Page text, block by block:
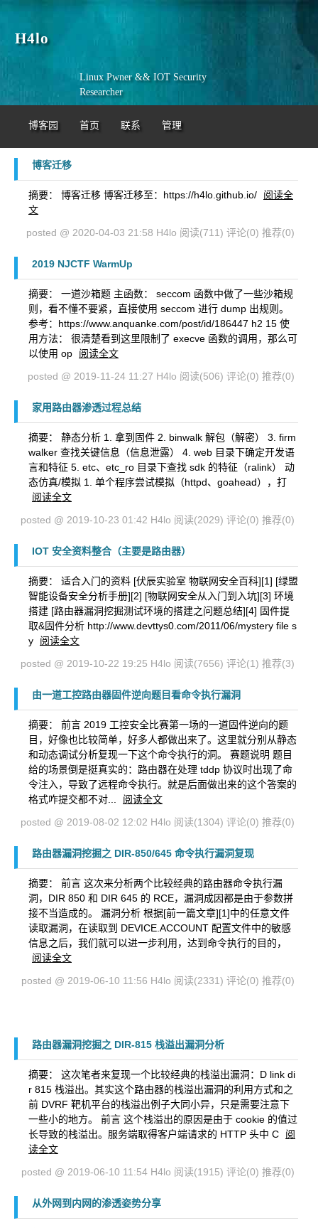
H4lo
Linux Pwner && IOT Security
Researcher
博客园 首页 联系 管理
博客迁移
摘要： 博客迁移 博客迁移至：https://h4lo.github.io/
阅读全
文
posted @ 2020-04-03 21:58 H4lo 阅读(711) 评论(0) 推荐(0)
2019 NJCTF WarmUp
摘要： 一道沙箱题 主函数： seccom 函数中做了一些沙箱规
则，看不懂不要紧，直接使用 seccom 进行 dump 出规则。
参考：https://www.anquanke.com/post/id/186447 h2 15 使
用方法： 很清楚看到这里限制了 execve 函数的调用，那么可
以使用 op
阅读全文
posted @ 2019-11-24 11:27 H4lo 阅读(506) 评论(0) 推荐(0)
家用路由器渗透过程总结
摘要： 静态分析 1. 拿到固件 2. binwalk 解包（解密） 3. firm
walker 查找关键信息（信息泄露） 4. web 目录下确定开发语
言和特征 5. etc、etc_ro 目录下查找 sdk 的特征（ralink） 动
态仿真/模拟 1. 单个程序尝试模拟（httpd、goahead），打
阅读全文
posted @ 2019-10-23 01:42 H4lo 阅读(2029) 评论(0) 推荐(0)
IOT 安全资料整合（主要是路由器）
摘要： 适合入门的资料 [伏辰实验室 物联网安全百科][1] [绿盟
智能设备安全分析手册][2] [物联网安全从入门到入坑][3] 环境
搭建 [路由器漏洞挖掘测试环境的搭建之问题总结][4] 固件提
取&固件分析 http://www.devttys0.com/2011/06/mystery file s
y
阅读全文
posted @ 2019-10-22 19:25 H4lo 阅读(7656) 评论(1) 推荐(3)
由一道工控路由器固件逆向题目看命令执行漏洞
摘要： 前言 2019 工控安全比赛第一场的一道固件逆向的题
目，好像也比较简单，好多人都做出来了。这里就分别从静态
和动态调试分析复现一下这个命令执行的洞。 赛题说明 题目
给的场景倒是挺真实的：路由器在处理 tddp 协议时出现了命
令注入，导致了远程命令执行。就是后面做出来的这个答案的
格式咋提交都不对...
阅读全文
posted @ 2019-08-02 12:02 H4lo 阅读(1304) 评论(0) 推荐(0)
路由器漏洞挖掘之 DIR-850/645 命令执行漏洞复现
摘要： 前言 这次来分析两个比较经典的路由器命令执行漏
洞，DIR 850 和 DIR 645 的 RCE，漏洞成因都是由于参数拼
接不当造成的。 漏洞分析 根据[前一篇文章][1]中的任意文件
读取漏洞，在读取到 DEVICE.ACCOUNT 配置文件中的敏感
信息之后，我们就可以进一步利用，达到命令执行的目的，
阅读全文
posted @ 2019-06-10 11:56 H4lo 阅读(2331) 评论(0) 推荐(0)
路由器漏洞挖掘之 DIR-815 栈溢出漏洞分析
摘要： 这次笔者来复现一个比较经典的栈溢出漏洞：D link di
r 815 栈溢出。其实这个路由器的栈溢出漏洞的利用方式和之
前 DVRF 靶机平台的栈溢出例子大同小异，只是需要注意下
一些小的地方。 前言 这个栈溢出的原因是由于 cookie 的值过
长导致的栈溢出。服务端取得客户端请求的 HTTP 头中 C
阅
读全文
posted @ 2019-06-10 11:54 H4lo 阅读(1915) 评论(0) 推荐(0)
从外网到内网的渗透姿势分享